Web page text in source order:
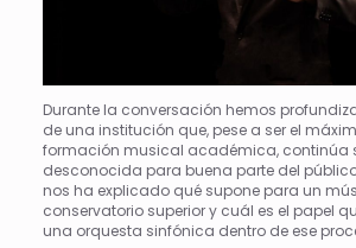
Durante la conversación hemos
de una institución que, pese a ser el
formación musical académica, continúa
desconocida para buena parte del
nos ha explicado qué supone para un
conservatorio superior y cuál es el papel
una orquesta sinfónica dentro de ese